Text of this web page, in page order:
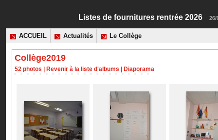
Listes de fournitures rentrée 2026
ACCUEIL Actualités Le Collège
Collège2019
52 photos Revenir à la liste d'albums Diaporama